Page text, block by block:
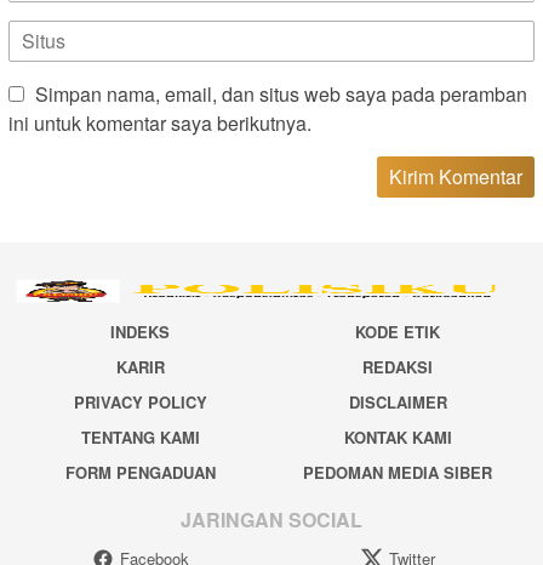
Simpan nama, email, dan situs web saya pada peramban
ini untuk komentar saya berikutnya.
INDEKS
KODE ETIK
KARIR
REDAKSI
PRIVACY POLICY
DISCLAIMER
TENTANG KAMI
KONTAK KAMI
FORM PENGADUAN
PEDOMAN MEDIA SIBER
JARINGAN SOCIAL
Facebook Twitter